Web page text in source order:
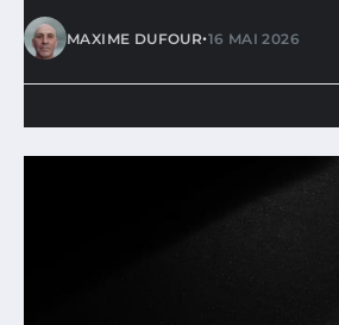
MAXIME DUFOUR•16 MAI 2026